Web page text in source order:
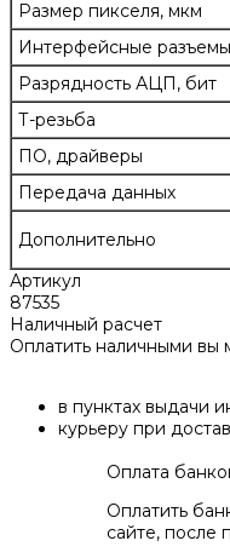
Размер пикселя, мкм
Интерфейсные разъемы
Разрядность АЦП, бит
Т-резьба
ПО, драйверы
Передача данных
Дополнительно
Артикул
87535
Наличный расчет
Оплатить наличными вы
в пунктах выдачи
курьеру при
Оплата
Оплатить
сайте, после